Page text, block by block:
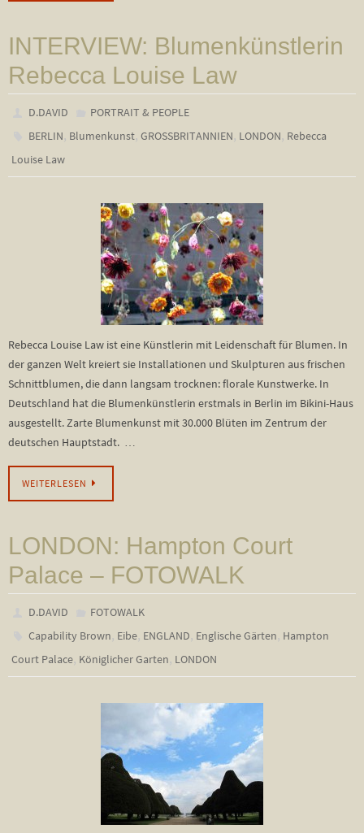
INTERVIEW: Blumenkünstlerin
Rebecca Louise Law
D.DAVID
PORTRAIT & PEOPLE
BERLIN Blumenkunst ,GROSSBRITANNIEN LONDON Rebecca
Louise Law
Rebecca Louise Law ist eine Künstlerin mit Leidenschaft für Blumen. In
der ganzen Welt kreiert sie Installationen und Skulpturen aus frischen
Schnittblumen, die dann langsam trocknen: florale Kunstwerke. In
Deutschland hat die Blumenkünstlerin erstmals in Berlin im Bikini-Haus
ausgestellt. Zarte Blumenkunst mit 30.000 Blüten im Zentrum der
deutschen Hauptstadt. …
WEITERLESEN
LONDON: Hampton Court
Palace – FOTOWALK
D.DAVID
FOTOWALK
Capability Brown, Eibe, ENGLAND, Englische Gärten, Hampton
Court Palace, Königlicher Garten, LONDON